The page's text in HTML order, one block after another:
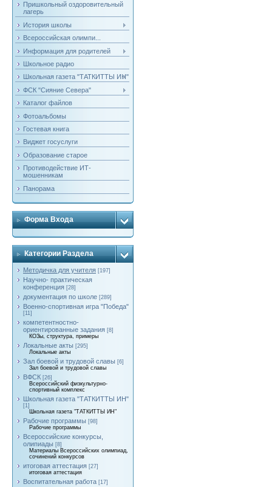
Пришкольный оздоровительный
лагерь
История школы
Всероссийская олимпи...
Информация для родителей
Школьное радио
Школьная газета "ТАТКИТТЫ ИН"
ФСК "Сияние Севера"
Каталог файлов
Фотоальбомы
Гостевая книга
Виджет госуслуги
Образование старое
Противодействие ИТ-
мошенникам
Панорама
Форма Входа
Категории Раздела
Методичка для учителя [197]
Научно- практическая
конференция [28]
документация по школе [289]
Военно-спортивная игра "Победа"
[11]
компетентностно-
ориентированные задания [8]
КОЗы, структура, примеры
Локальные акты [295]
Локальные акты
Зал боевой и трудовой славы [6]
Зал боевой и трудовой славы
ВФСК [26]
Всероссийский физкультурно-
спортивный комплекс
Школьная газета "ТАТКИТТЫ ИН"
[1]
Школьная газета "ТАТКИТТЫ ИН"
Рабочие программы [98]
Рабочие программы
Всероссийские конкурсы,
олипиады [8]
Материалы Всероссийских олимпиад,
сочинений конкурсов
итоговая аттестация [27]
итоговая аттестация
Воспитательная работа [17]